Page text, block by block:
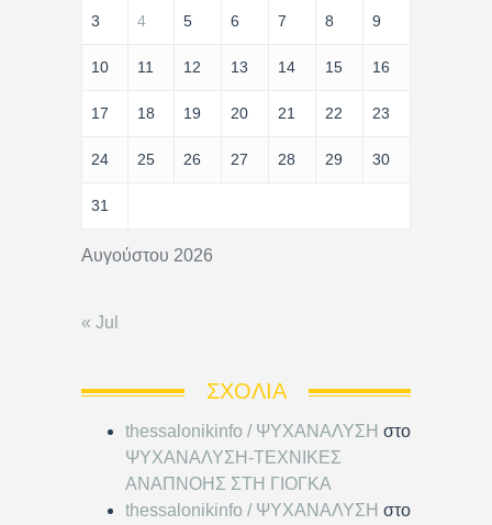
Αυγούστου 2026
3 4 5 6 7 8 9
10 11 12 13 14 15 16
17 18 19 20 21 22 23
24 25 26 27 28 29 30
31
« Jul
ΣΧΌΛΙΑ
thessalonikinfo / ΨΥΧΑΝΑΛΥΣΗ στο
ΨΥΧΑΝΑΛΥΣΗ-ΤΕΧΝΙΚΕΣ
ΑΝΑΠΝΟΗΣ ΣΤΗ ΓΙΟΓΚΑ
thessalonikinfo / ΨΥΧΑΝΑΛΥΣΗ στο